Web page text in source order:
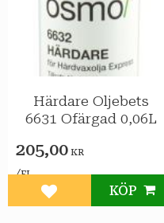
Härdare Oljebets
6631 Ofärgad 0,06L
205,00 KR
/FL
Lägg till i favoriter
KÖP